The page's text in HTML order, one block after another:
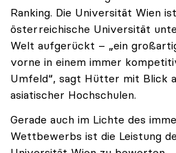
Ranking. Die Universität Wien
österreichische Universität
Welt aufgerückt – „ein
vorne in einem immer
Umfeld“, sagt Hütter mit Blick
asiatischer Hochschulen.
Gerade auch im Lichte des
Wettbewerbs ist die Leistung